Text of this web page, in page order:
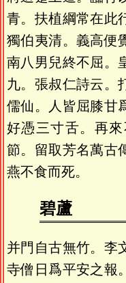
青。扶植綱常在此
獨伯夷清。義高便
南八男兒終不屈。
九。張叔仁詩云。
儒仙。人皆屈膝甘
好憑三寸舌。再
節。留取芳名萬古
燕不食而死。
碧蘆
并門自古無竹。李
寺僧日爲平安之報